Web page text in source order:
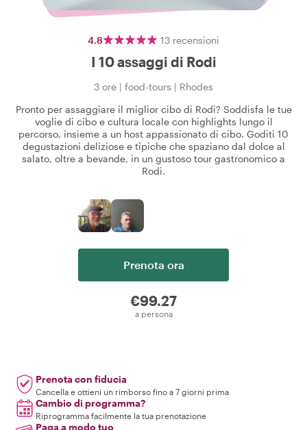
4.8 13 recensioni
I 10 assaggi di Rodi
3 ore | food-tours | Rhodes
Pronto per assaggiare il miglior cibo di Rodi? Soddisfa le tue
voglie di cibo e cultura locale con highlights lungo il
percorso, insieme a un host appassionato di cibo. Goditi 10
degustazioni deliziose e tipiche che spaziano dal dolce al
salato, oltre a bevande, in un gustoso tour gastronomico a
Rodi.
Prenota ora
€99.27
a persona
Prenota con fiducia
Cancella e ottieni un rimborso fino a 7 giorni prima
Cambio di programma?
Riprogramma facilmente la tua prenotazione
Paga a modo tuo